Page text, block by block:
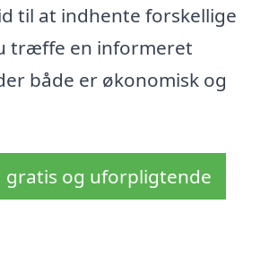
til at indhente forskellige
træffe en informeret
både er økonomisk og
gratis og uforpligtende